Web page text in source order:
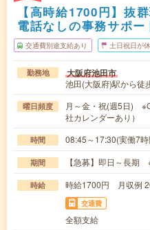
【高時給1700円】抜
電話なしの事務サポー
交通費別途支給あり 土日祝日が
勤務地 大阪府池田市
池田(大阪府)駅から徒
曜日頻度
月～金・祝(週5日)
社カレンダーあり）
時間 08:45～17:30(実働7
期間 【急募】即日～長期
時給 時給1700円 月収例
交通費
全額支給